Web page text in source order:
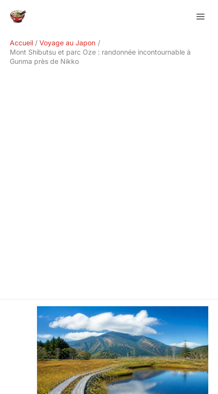
Accueil
Voyage au Japon
Mont Shibutsu et parc Oze : randonnée incontournable à
Gunma près de Nikko